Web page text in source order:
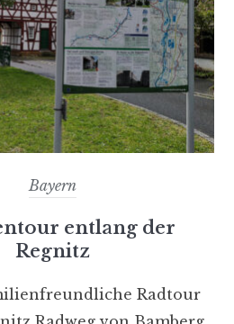
Bayern
entlang der
Regnitz
Radtour